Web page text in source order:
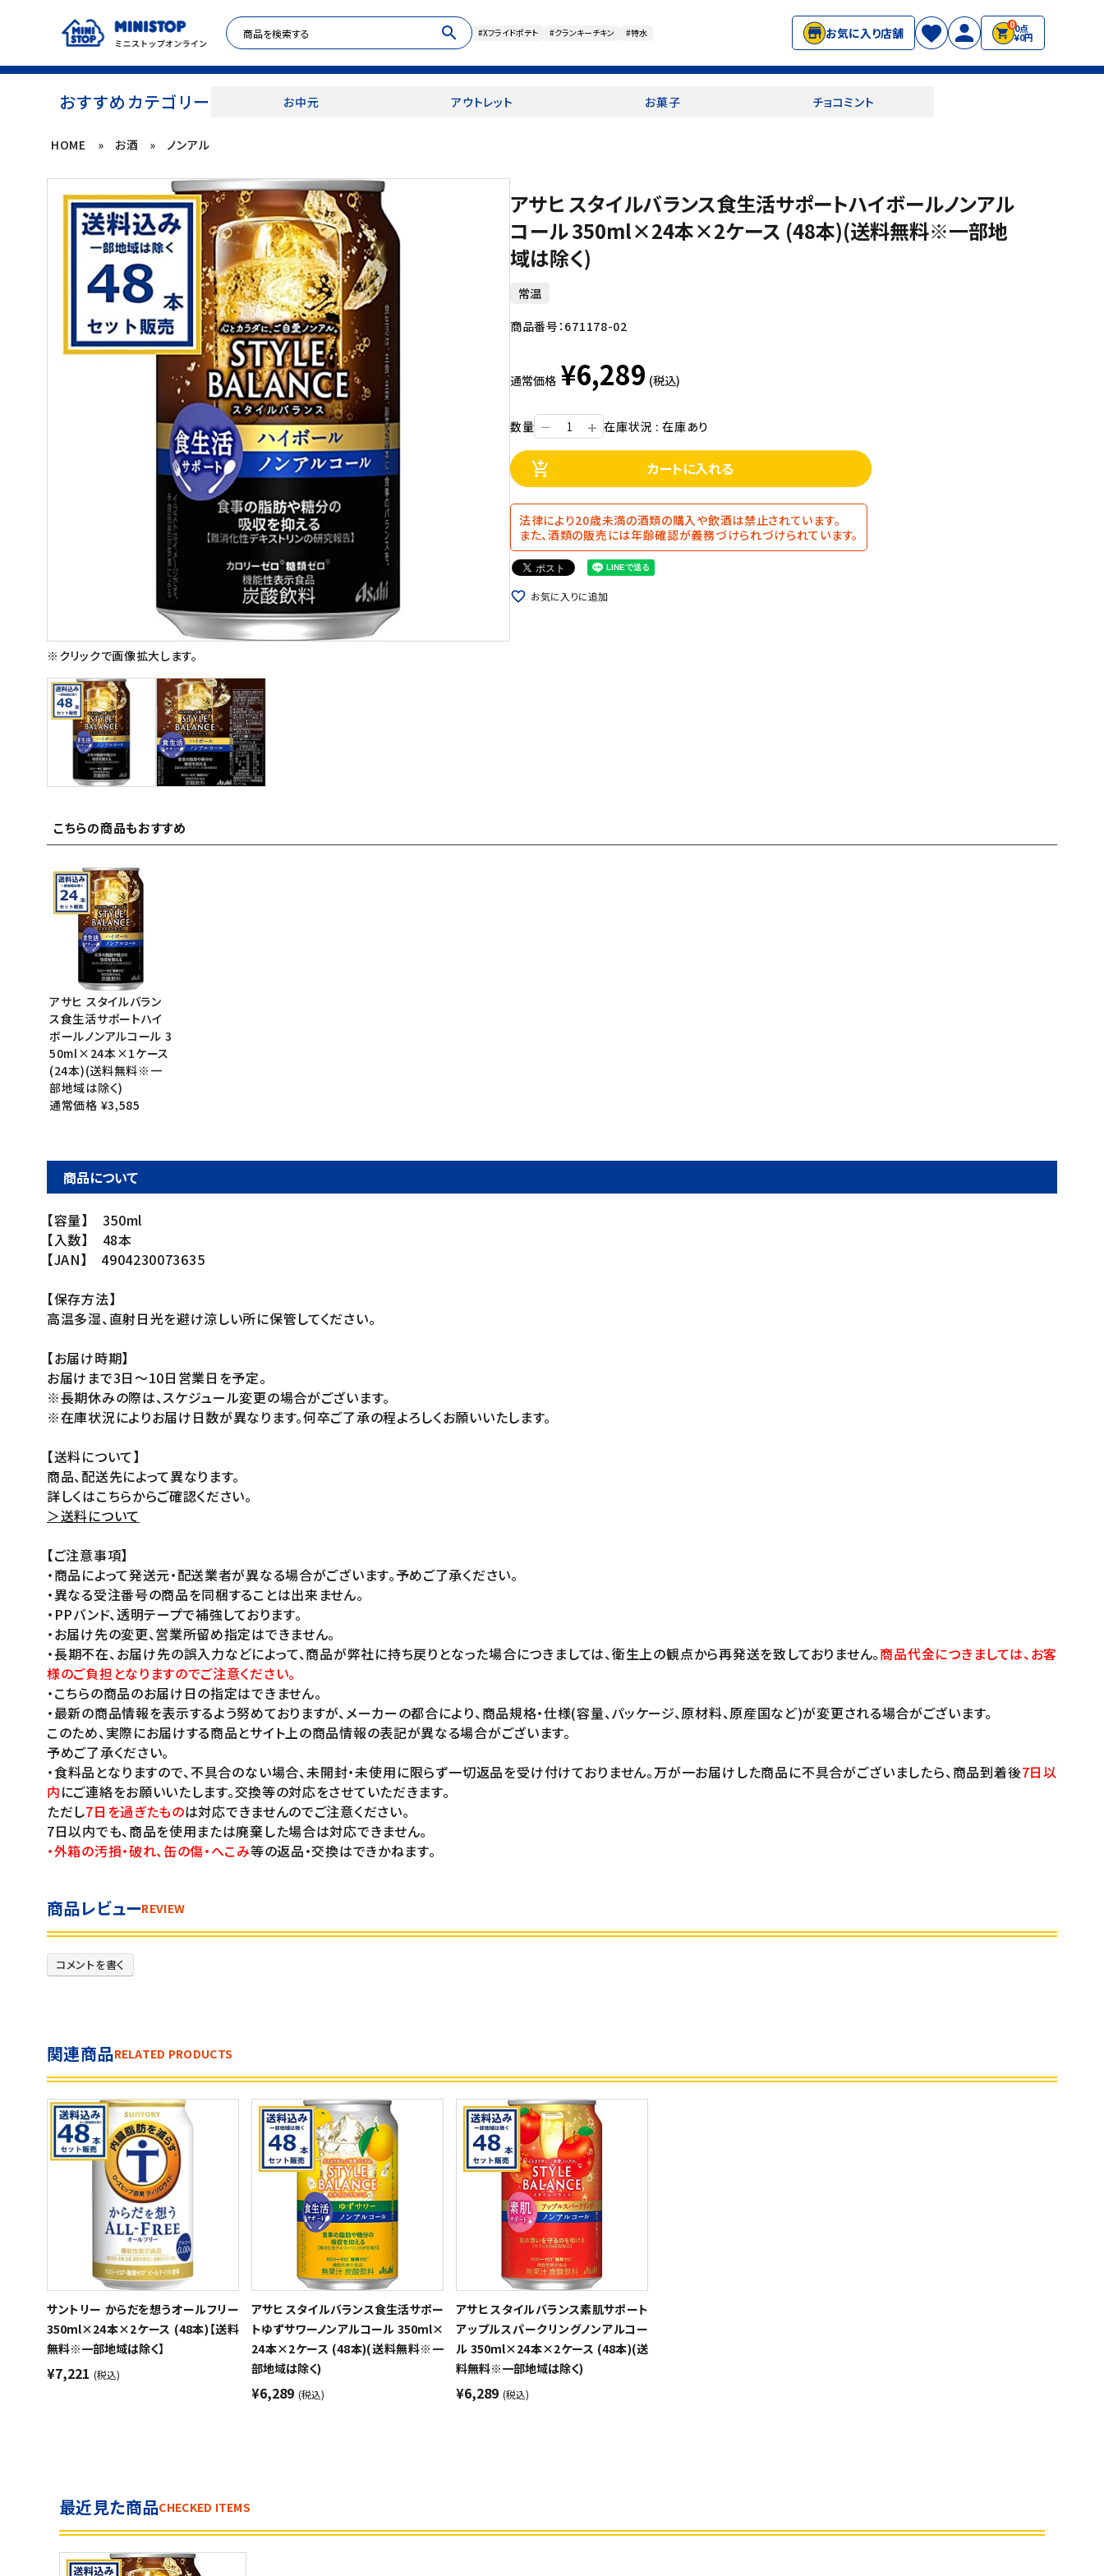
search #Xフライドポテト #クランキーチキン #特水 お気に入り店舗
00点
¥0円
おすすめカテゴリー お中元 アウトレット お菓子 チョコミント
ACCOUNT MENU
ログイン person 新規登録
カテゴリから探す
冷凍食品
フードロス
ペット用品
SHOP GUIDE
ご利用ガイド
特定商取引法表示について
プライバシーポリシー
利用規約
HOME » お酒 » ノンアル
※クリックで画像拡大します。
アサヒ スタイルバランス食生活サポートハイボールノンアル
コール 350ml×24本×2ケース (48本)(送料無料※一部地
域は除く)
常温
商品番号： 671178-02
通常価格 ¥6,289 (税込)
数量 ー + 在庫状況 : 在庫あり
add_shopping_cart カートに入れる
法律により20歳未満の酒類の購入や飲酒は禁止されています。
また、酒類の販売には年齢確認が義務づけられづけられています。
favorite_border お気に入りに追加
こちらの商品もおすすめ
アサヒ スタイルバラン
ス食生活サポートハイ
ボールノンアルコール 3
50ml×24本×1ケース
(24本)(送料無料※一
部地域は除く)
通常価格 ¥3,585
商品について
【容量】 350ml
【入数】 48本
【JAN】 4904230073635
【保存方法】
高温多湿、直射日光を避け涼しい所に保管してください。
【お届け時期】
お届けまで3日～10日営業日を予定。
※長期休みの際は、スケジュール変更の場合がございます。
※在庫状況によりお届け日数が異なります。何卒ご了承の程よろしくお願いいたします。
【送料について】
商品、配送先によって異なります。
詳しくはこちらからご確認ください。
＞送料について
【ご注意事項】
・商品によって発送元・配送業者が異なる場合がございます。予めご了承ください。
・異なる受注番号の商品を同梱することは出来ません。
・PPバンド、透明テープで補強しております。
・お届け先の変更、営業所留め指定はできません。
・長期不在、お届け先の誤入力などによって、商品が弊社に持ち戻りとなった場合につきましては、衛生上の観点から再発送を致しておりません。商品代金につきましては、お客
様のご負担となりますのでご注意ください。
・こちらの商品のお届け日の指定はできません。
・最新の商品情報を表示するよう努めておりますが、メーカーの都合により、商品規格・仕様(容量、パッケージ、原材料、原産国など)が変更される場合がございます。
このため、実際にお届けする商品とサイト上の商品情報の表記が異なる場合がございます。
予めご了承ください。
・食料品となりますので、不具合のない場合、未開封・未使用に限らず一切返品を受け付けておりません。万が一お届けした商品に不具合がございましたら、商品到着後7日以
内にご連絡をお願いいたします。交換等の対応をさせていただきます。
ただし7日を過ぎたものは対応できませんのでご注意ください。
7日以内でも、商品を使用または廃棄した場合は対応できません。
・外箱の汚損・破れ、缶の傷・へこみ等の返品・交換はできかねます。
商品レビューREVIEW
コメントを書く
関連商品RELATED PRODUCTS
サントリー からだを想うオールフリー
350ml×24本×2ケース (48本)【送料
無料※一部地域は除く】
¥7,221 (税込)
アサヒ スタイルバランス食生活サポー
トゆずサワーノンアルコール 350ml×
24本×2ケース (48本)(送料無料※一
部地域は除く)
¥6,289 (税込)
アサヒ スタイルバランス素肌サポート
アップルスパークリングノンアルコー
ル 350ml×24本×2ケース (48本)(送
料無料※一部地域は除く)
¥6,289 (税込)
最近見た商品CHECKED ITEMS